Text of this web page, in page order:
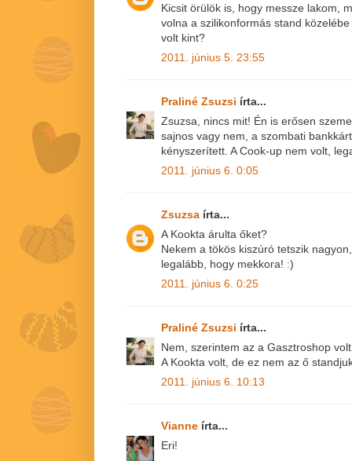
Kicsit örülök is, hogy messze lakom,
volna a szilikonformás stand
volt kint?
2011. június 5. 23:55
Praliné Zsuzsi írta...
Zsuzsa, nincs mit! Én is erősen
sajnos vagy nem, a szombati
kényszerített. A Cook-up nem volt,
2011. június 6. 0:05
Zsuzsa írta...
A Kookta árulta őket?
Nekem a tökös kiszúró tetszik
legalább, hogy mekkora! :)
2011. június 6. 0:25
Praliné Zsuzsi írta...
Nem, szerintem az a Gasztroshop
A Kookta volt, de ez nem az ő
2011. június 6. 10:13
Vianne írta...
Eri!